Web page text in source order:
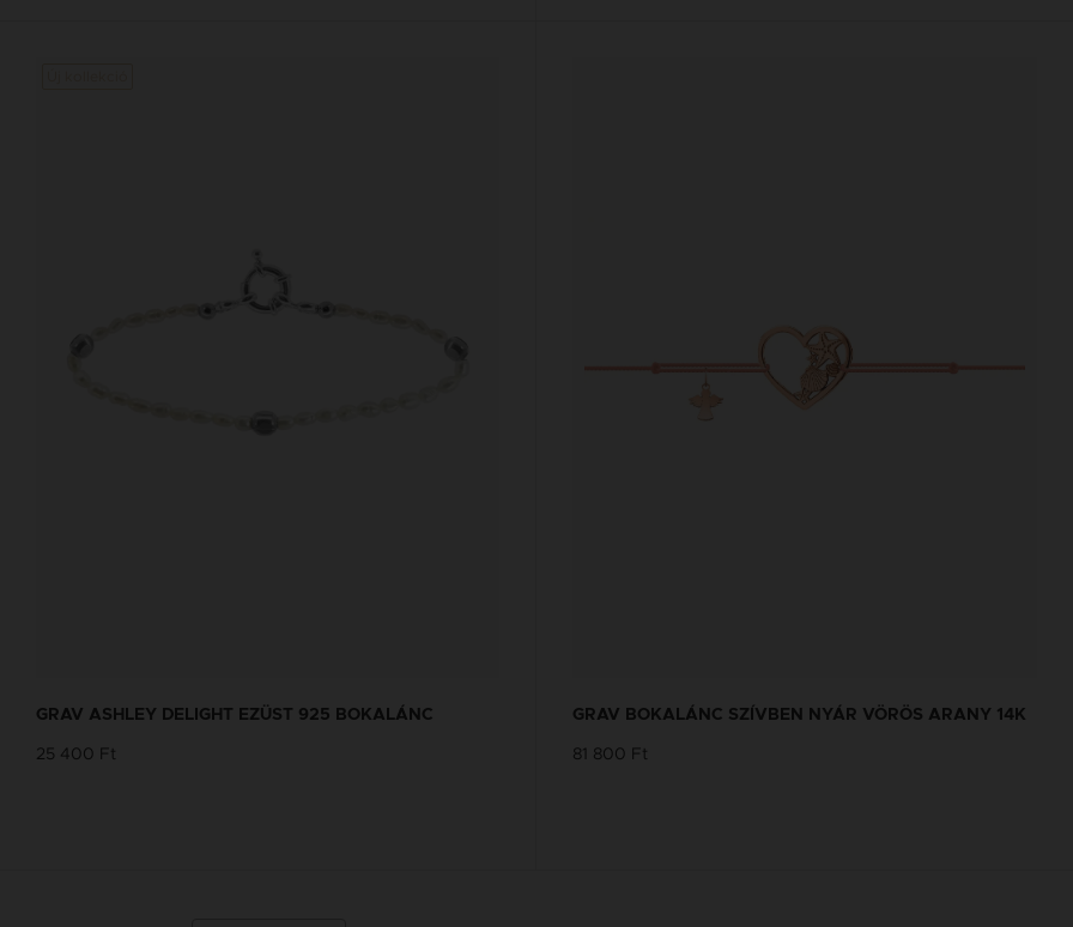
GRAV ASHLEY DELIGHT EZÜST 925 BOKALÁNC
25 400 Ft
GRAV BOKALÁNC SZÍVBEN NYÁR VÖRÖS ARANY 14K
81 800 Ft